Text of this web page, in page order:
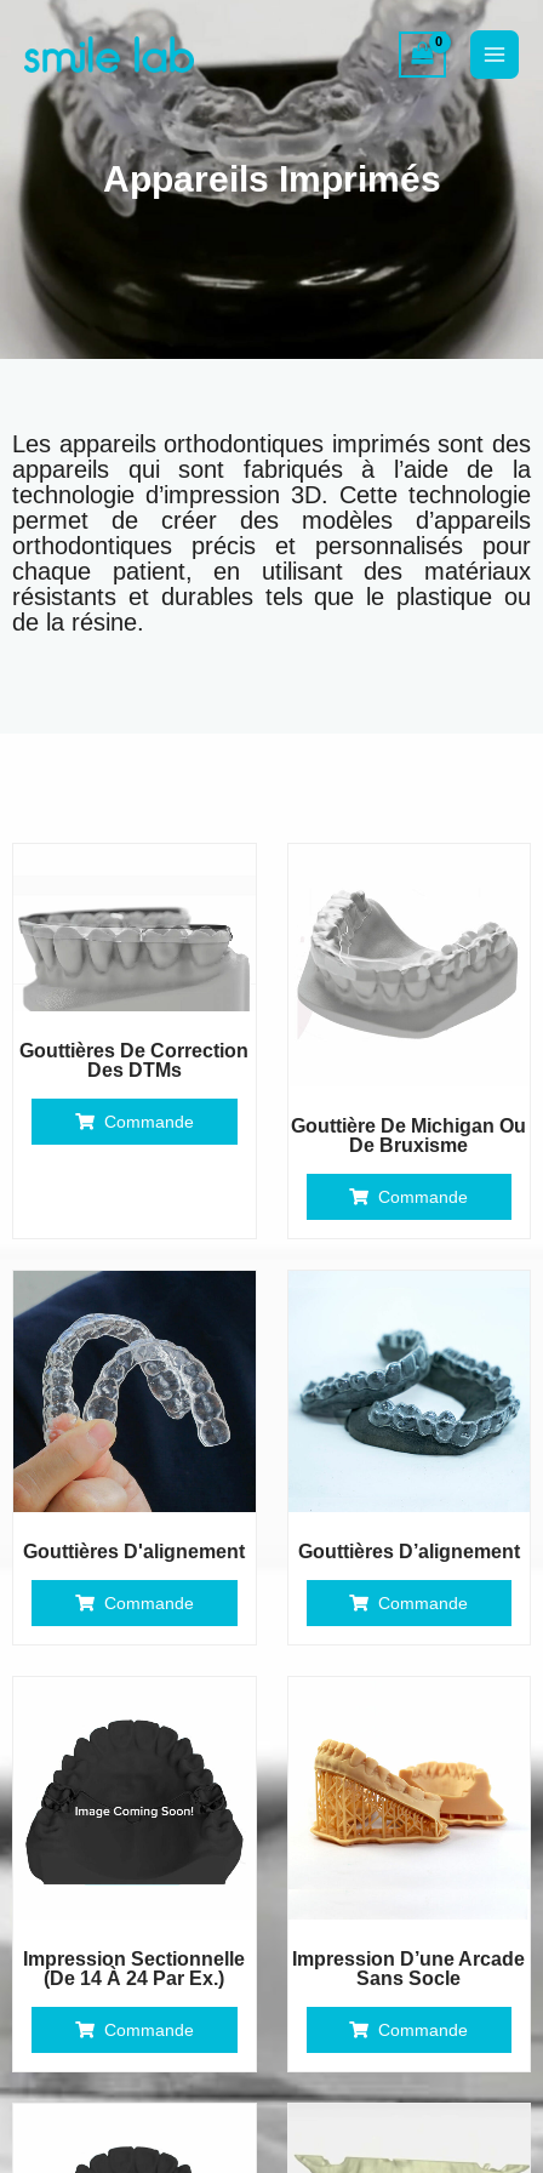
content
Main
Menu
Appareils Imprimés
Les appareils orthodontiques imprimés sont des
appareils qui sont fabriqués à l’aide de la
technologie d’impression 3D. Cette technologie
permet de créer des modèles d’appareils
orthodontiques précis et personnalisés pour
chaque patient, en utilisant des matériaux
résistants et durables tels que le plastique ou
de la résine.
Gouttières De Correction
Des DTMs
Commande
Gouttière De Michigan Ou
De Bruxisme
Commande
Gouttières D'alignement
Commande
Gouttières D’alignement
Commande
Impression Sectionnelle
(de 14 À 24 Par Ex.)
Commande
Impression D’une Arcade
Sans Socle
Commande